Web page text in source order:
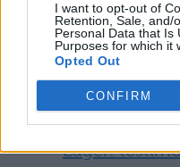
I want to opt-out of
Retention, Sale, and/
Personal Data that Is
Purposes for which it
Opted Out
CONFIRM
uomo” di
Tesina su
La memoria
Lager: